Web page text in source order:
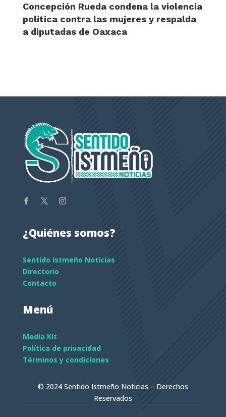
Concepción Rueda condena la violencia
política contra las mujeres y respalda
a diputadas de Oaxaca
¿Quiénes somos?
Sentido Istmeño Noticias
Directorio
Contacto
Menú
Media Kit
Política de privacidad
Términos y condiciones
© 2024 Sentido Istmeño Noticias – Derechos
Reservados